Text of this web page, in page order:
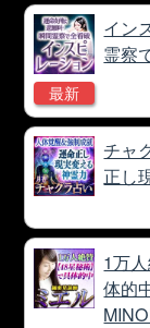
最新
イン
霊察
チャ
正し
1万
体的